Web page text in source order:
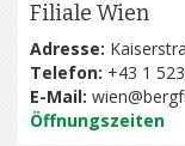
Filiale Wien
Adresse:
Telefon: +43 1
E-Mail:
Öffnungszeiten